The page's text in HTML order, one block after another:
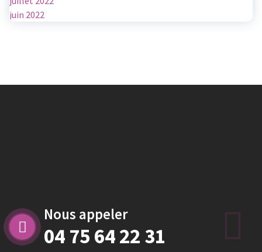
juin 2022
Nous appeler
04 75 64 22 31